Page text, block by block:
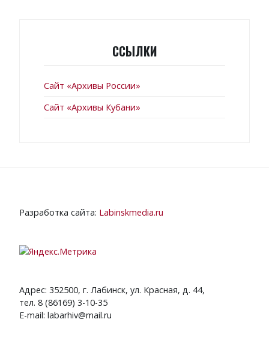
ССЫЛКИ
Сайт «Архивы России»
Сайт «Архивы Кубани»
Разработка сайта: Labinskmedia.ru
Адрес: 352500, г. Лабинск, ул. Красная, д. 44,
тел. 8 (86169) 3-10-35
E-mail: labarhiv@mail.ru